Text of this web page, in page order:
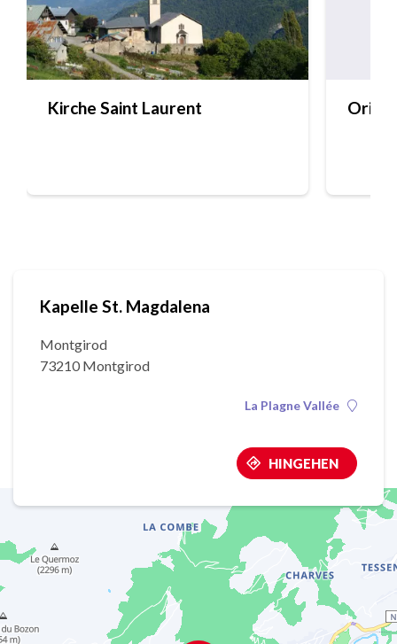
Kirche Saint Laurent
Kapelle St. Magdalena
Montgirod
73210 Montgirod
La Plagne Vallée
HINGEHEN